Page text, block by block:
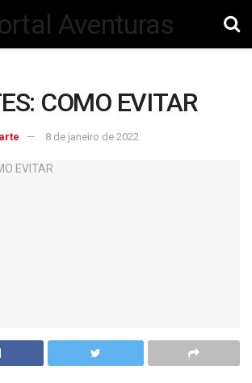
COMO EVITAR
8 de janeiro de 2022